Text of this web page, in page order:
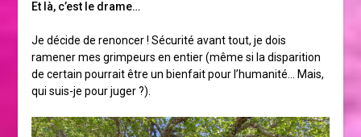
Et là, c’est le drame…
Je décide de renoncer ! Sécurité avant tout, je dois
ramener mes grimpeurs en entier (même si la disparition
de certain pourrait être un bienfait pour l’humanité… Mais,
qui suis-je pour juger ?).